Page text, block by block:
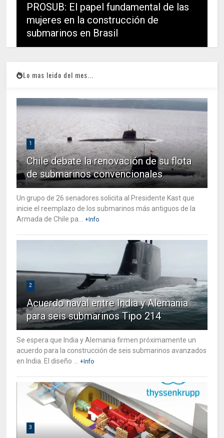
PROSUB: El papel fundamental de las
mujeres en la construcción de
submarinos en Brasil
Lo mas leido del mes...
1
Chile debate la renovación de su flota
de submarinos convencionales
Un grupo de 26 senadores solicita al Presidente Kast que
inicie el reemplazo de los submarinos más antiguos de la
Armada de Chile pa...
+Info
2
Acuerdo naval entre India y Alemania
para seis submarinos Tipo 214
Se espera que India y Alemania firmen próximamente un
acuerdo para la construcción de seis submarinos avanzados
en India. El diseño ...
+Info
3